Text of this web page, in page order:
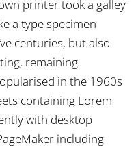
printer took a galley
a type specimen
centuries, but also
remaining
in the 1960s
containing Lorem
with desktop
including